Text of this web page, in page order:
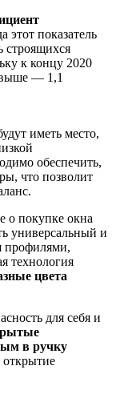
этот показатель
строящихся
к концу 2020
выше — 1,1
иметь место,
обеспечить,
что позволит
покупке окна
универсальный и
профилями,
технология
цвета
для себя и
в ручку
открытие